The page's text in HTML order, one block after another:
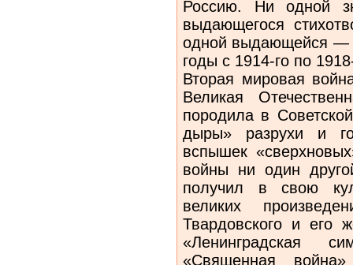
Россию. Ни одной
выдающегося
одной выдающейся —
годы с 1914-го по
Вторая мировая
Великая
породила в
дыры» разрухи и
вспышек
войны ни один
получил в свою
великих
Твардовского и его
«Ленинградская
«Священная